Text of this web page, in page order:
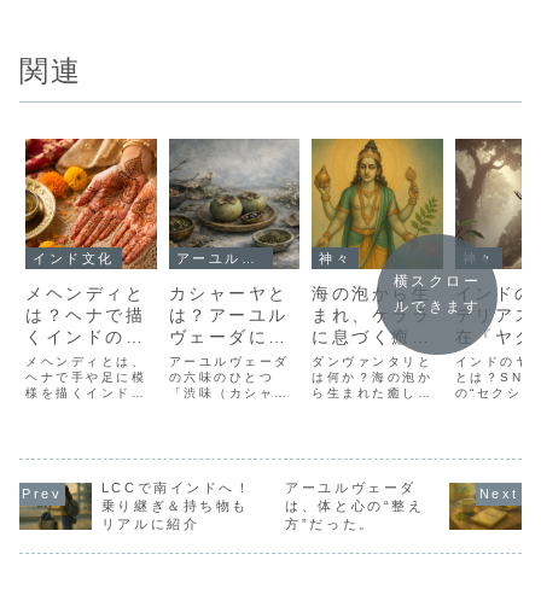
関連
インド文化
メヘンディと
は？ヘナで描
くインドの模
様と結婚式に
込められた意
味
メヘンディとは、
ヘナで手や足に模
様を描くインドの
いや注意点をやさ
しく解説します。
カシャーヤと
は？アーユル
ヴェーダにお
ける渋味の役
割と整え方
アーユルヴェーダ
の六味のひとつ
「渋味（カシャー
で、暮らしに取り
入れやすい形でや
さしく解説しま
す。
神々
海の泡から生
まれ、ケララ
に息づく癒し
の守護者
ダンヴァンタリと
は何か？海の泡か
ら生まれた癒しの
辿ります。
神々
インドの
テリアス
在『ヤク
ー』って
味や歴史
ンド文化
インドのヤ
とは？SNS
の“セクシー
説。ヤクシ
められた神
力に迫りま
横スクロー
ルできます
LCCで南インドへ！
乗り継ぎ＆持ち物も
リアルに紹介
アーユルヴェーダ
は、体と心の“整え
方”だった。